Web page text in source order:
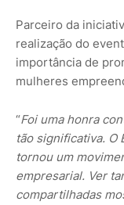
Parceiro da
realização do
importância de
mulheres
“Foi uma honra
tão significativa. O
tornou um
empresarial. Ver
compartilhadas